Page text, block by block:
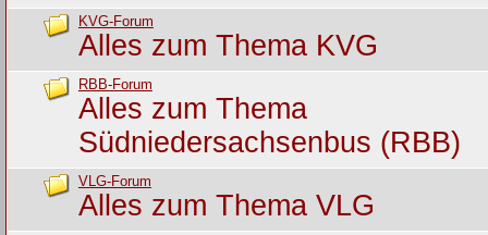
KVG-Forum
Alles zum Thema KVG
RBB-Forum
Alles zum Thema
Südniedersachsenbus (RBB)
VLG-Forum
Alles zum Thema VLG